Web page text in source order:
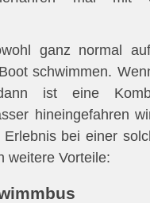
ganz normal
schwimmen.
ist eine
hineingefahren
bei einer
weitere Vorteile: